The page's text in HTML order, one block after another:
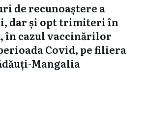
de recunoaștere a
dar și opt trimiteri în
în cazul vaccinărilor
Covid, pe filiera
Mangalia